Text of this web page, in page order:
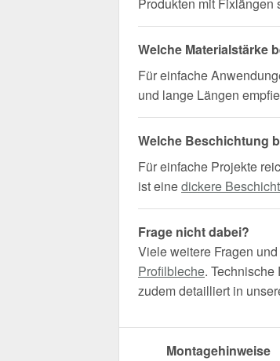
Welche Materialstärke
Für einfache
und lange Längen
Welche Beschichtung
Für einfache Projekte
ist einedickere
Frage nicht dabei?
Viele weitere Fragen
Profilbleche.
zudem detailliert in
Montagehinweise